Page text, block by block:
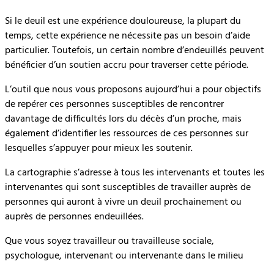
Si le deuil est une expérience douloureuse, la plupart du
temps, cette expérience ne nécessite pas un besoin d’aide
particulier. Toutefois, un certain nombre d’endeuillés peuvent
bénéficier d’un soutien accru pour traverser cette période.
L’outil que nous vous proposons aujourd’hui a pour objectifs
de repérer ces personnes susceptibles de rencontrer
davantage de difficultés lors du décès d’un proche, mais
également d’identifier les ressources de ces personnes sur
lesquelles s’appuyer pour mieux les soutenir.
La cartographie s’adresse à tous les intervenants et toutes les
intervenantes qui sont susceptibles de travailler auprès de
personnes qui auront à vivre un deuil prochainement ou
auprès de personnes endeuillées.
Que vous soyez travailleur ou travailleuse sociale,
psychologue, intervenant ou intervenante dans le milieu